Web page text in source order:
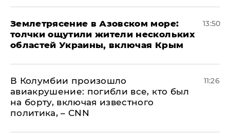
Землетрясение в Азовском море:
толчки ощутили жители нескольких
областей Украины, включая Крым
13:50
В Колумбии произошло
авиакрушение: погибли все, кто был
на борту, включая известного
политика, – CNN
11:26